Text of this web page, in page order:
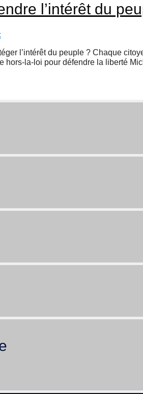
l’intérêt du
l’intérêt du peuple ? Chaque
hors-la-loi pour défendre la liberté